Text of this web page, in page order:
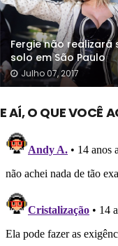
Fergie não realizará
solo em São Paulo
Julho 07, 2017
E AÍ, O QUE VOCÊ